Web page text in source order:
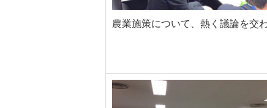
農業施策について、熱く議論を交